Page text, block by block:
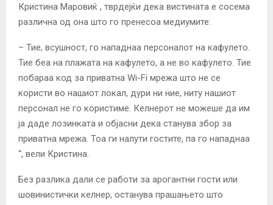
Кристина Маровиќ , тврдејќи дека вистината е сосема
различна од она што го пренесоа медиумите:
– Тие, всушност, го нападнаа персоналот на кафулето.
Тие беа на плажата на кафулето, а не во кафулето. Тие
побараа код за приватна Wi-Fi мрежа што не се
користи во нашиот локал, дури ни ние, ниту нашиот
персонал не го користиме. Келнерот не можеше да им
ја даде лозинката и објасни дека станува збор за
приватна мрежа. Тоа ги налути гостите, па го нападнаа
“, вели Кристина.
Без разлика дали се работи за арогантни гости или
шовинистички келнер, останува прашањето што